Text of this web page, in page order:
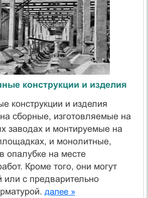
конструкции и изделия
конструкции и изделия
сборные, изготовляемые на
заводах и монтируемые на
и монолитные,
опалубке на месте
Кроме того, они могут
или с предварительно
далее »